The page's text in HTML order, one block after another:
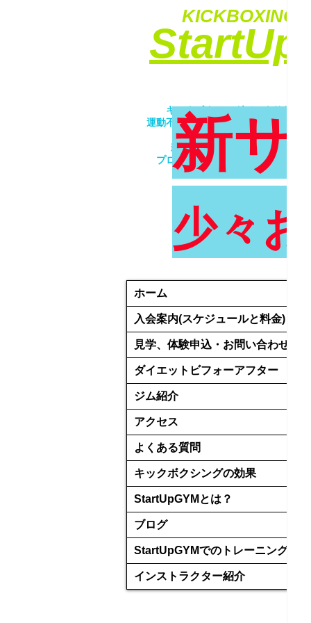
ホーム
入会案内(スケジュールと料金)
見学、体験申込・お問い合わせ
ダイエットビフォーアフター
ジム紹介
アクセス
よくある質問
キックボクシングの効果
StartUpGYMとは？
ブログ
StartUpGYMでのトレーニング
インストラクター紹介
​キックボクシングでエクササイズ
運動不足解消・ダイエット・ストレ
​女性・未経験者歓迎！！
親子で一緒にトレーニング！！
プロが優しく丁寧に指導致します
新
少々